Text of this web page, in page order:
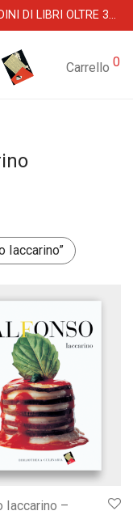
SPEDIZIONI GRATUITE IN ITALIA PER ORDINI DI LIBRI OLTRE 39 €
Carrello 0
Iaccarino”
Iaccarino –